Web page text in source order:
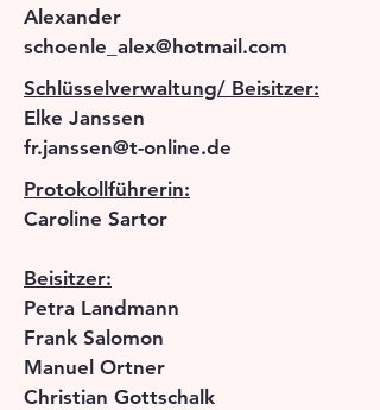
Alexander
schoenle_alex@hotmail.com
Schlüsselverwaltung/ Beisitzer:
Elke Janssen
fr.janssen@t-online.de
Protokollführerin:
Caroline Sartor
Beisitzer:
Petra Landmann
Frank Salomon
Manuel Ortner
Christian Gottschalk